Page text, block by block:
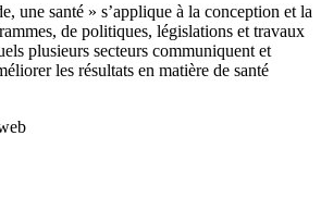
une santé » s’applique à la conception et la
de politiques, législations et travaux
plusieurs secteurs communiquent et
les résultats en matière de santé